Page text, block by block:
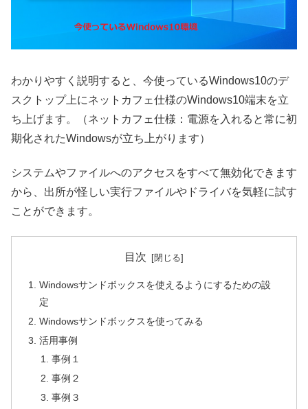
わかりやすく説明すると、今使っているWindows10のデ
スクトップ上にネットカフェ仕様のWindows10端末を立
ち上げます。（ネットカフェ仕様：電源を入れると常に初
期化されたWindowsが立ち上がります）
システムやファイルへのアクセスをすべて無効化できます
から、出所が怪しい実行ファイルやドライバを気軽に試す
ことができます。
目次
Windowsサンドボックスを使えるようにするための設
定
Windowsサンドボックスを使ってみる
活用事例
事例１
事例２
事例３